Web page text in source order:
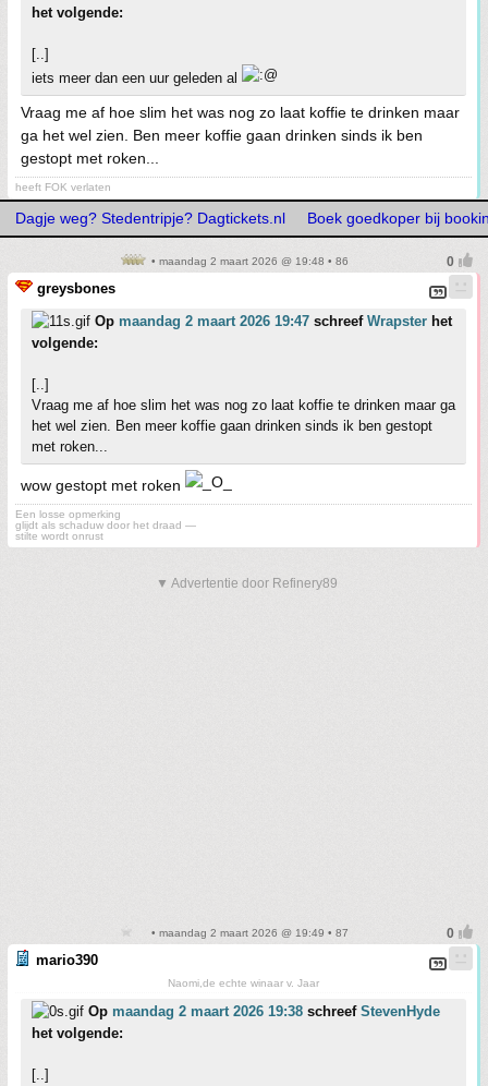
het volgende:
[..]
iets meer dan een uur geleden al
Vraag me af hoe slim het was nog zo laat koffie te drinken maar
ga het wel zien. Ben meer koffie gaan drinken sinds ik ben
gestopt met roken...
heeft FOK verlaten
Dagje weg? Stedentripje? Dagtickets.nl Boek goedkoper bij
• maandag 2 maart 2026 @ 19:48 • 86
greysbones
Op maandag 2 maart 2026 19:47 schreef Wrapster het
volgende:
[..]
Vraag me af hoe slim het was nog zo laat koffie te drinken maar ga
het wel zien. Ben meer koffie gaan drinken sinds ik ben gestopt
met roken...
wow gestopt met roken
Een losse opmerking
glijdt als schaduw door het draad —
stilte wordt onrust
▼ Advertentie door Refinery89
• maandag 2 maart 2026 @ 19:49 • 87
mario390
Naomi,de echte winaar v. Jaar
Op maandag 2 maart 2026 19:38 schreef StevenHyde
het volgende:
[..]